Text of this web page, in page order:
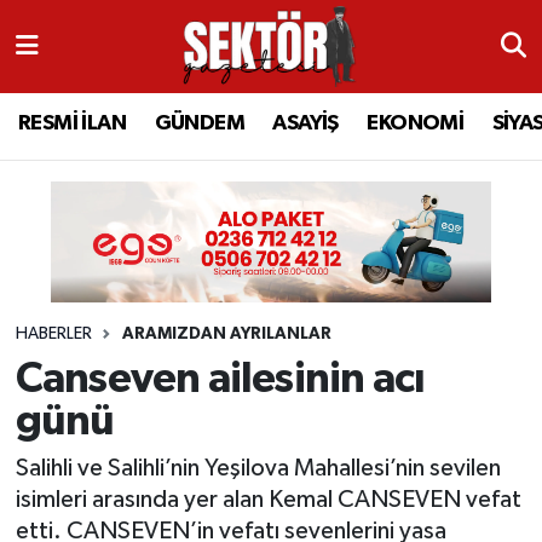
RESMİ İLAN GÜNDEM ASAYİŞ EKONOMİ
HABERLER ARAMIZDAN AYRILANLAR
Canseven ailesinin acı
günü
Salihli ve Salihli’nin Yeşilova Mahallesi’nin sevilen
isimleri arasında yer alan Kemal CANSEVEN vefat
etti. CANSEVEN’in vefatı sevenlerini yasa
RESMİ İLAN
EKONOMİ
SİYASET
EĞİTİM
SAĞLIK
SPOR
MANİSA
AKHİSAR
ALAŞEHİR
KULA
YUNUSEMRE
ŞEHZADELER
RESMİ İLAN
MANİSA
ALAŞEHİR
DEMİRCİ
GÖLMARMARA
GÖRDES
KIRKAĞAÇ
ARAMIZDAN AYRILANLAR
BİR ZAMANLAR SALİHLİ
SİZİN SESİNİZ
GÜNDEM
ASAYİŞ
SİYASET
Manisa Nöbetçi Eczaneler
Manisa Namaz Vakitleri
Manisa Trafik Yoğunluk Haritası
Süper Lig Puan Durumu ve Fikstür
Tüm Manşetler
Son Dakika Haberleri
Haber Arşivi